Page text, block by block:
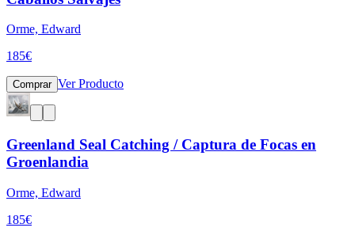
Orme, Edward
185€
Comprar Ver Producto
Greenland Seal Catching / Captura de Focas en
Groenlandia
Orme, Edward
185€